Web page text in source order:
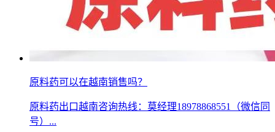
原料药可以在越南销售吗？
原料药出口越南咨询热线：莫经理18978868551（微信同
号）...